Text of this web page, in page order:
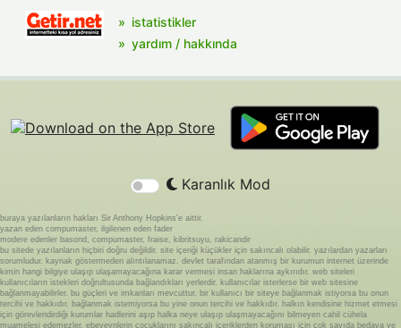
istatistikler
yardım / hakkında
Karanlık Mod
buraya yazılanların hakları Sir Anthony Hopkins'e aittir.
yazan eden compumaster, ilgilenen eden fader
modere edenler basond, compumaster, fraise, kibritsuyu, rakicandir
bu sitede yazılanların hiçbiri doğru değildir. site içeriği küçükler için sakıncalı olabilir. yazılardan yazarları
sorumludur. kaynak göstermeden alıntılanamaz. devlet tarafından atanmış bir kurumun internet üzerinde
kimin hangi bilgiye ulaşıp ulaşamayacağına karar vermesi insan haklarına aykırıdır. web siteleri
kullanıcıların istekleri doğrultusunda bağlandıkları yerlerdir. kullanıcılar isterlerse bir web sitesine
bağlanmayabilirler. bu güçleri ve imkanları mevcuttur. bir kullanıcı bir siteye bağlanmak istiyorsa bu onun
tercihi ve hakkıdır. bağlanmak istemiyorsa bu yine onun tercihi ve hakkıdır. halkın kendisine hizmet etmesi
için görevlendirdiği kurumlar hadlerini aşıp halka neye ulaşıp ulaşmayacağını bilmeyen cahil cühela
muamelesi edemezler. ebeveynlerin çocuklarını sakıncalı içeriklerden koruması için çok sayıda bedava ve